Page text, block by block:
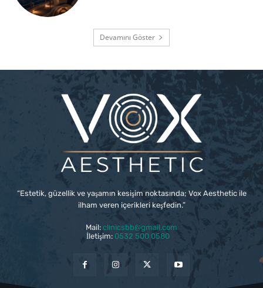
Devamını Göster
“Estetik, güzellik ve yaşamın kesişim noktasında; Vox Aesthetic ile
ilham veren içerikleri keşfedin.”
Mail: clinicsbb@gmail.com
İletişim: 0532 500 0580